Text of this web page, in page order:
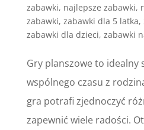
zabawki, najlepsze zabawki,
zabawki, zabawki dla 5 latka,
zabawki dla dzieci, zabawki
Gry planszowe to idealny
wspólnego czasu z
gra potrafi zjednoczyć
zapewnić wiele radości.